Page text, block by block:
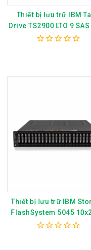
Thiết bị lưu trữ IBM
Drive TS2900 LTO 9
Autoloader 3572-
5
Thiết bị lưu trữ IBM
FlashSystem 5045
SFF Control Enclosure